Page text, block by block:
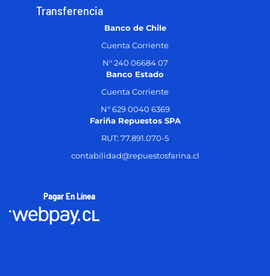
Transferencia
Banco de Chile
Cuenta Corriente
N° 240 06684 07
Banco Estado
Cuenta Corriente
N° 629 0040 6369
Fariña Repuestos SPA
RUT: 77.891.070-5
contabilidad@repuestosfarina.cl
Pagar En Línea